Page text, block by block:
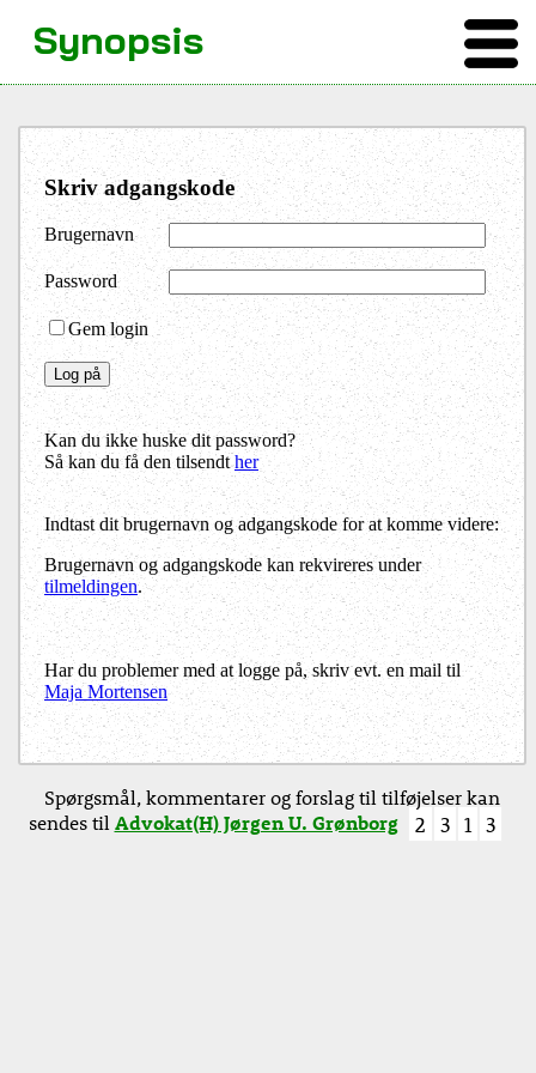
Skriv adgangskode
Brugernavn
Password
Gem login
Kan du ikke huske dit password?
Så kan du få den tilsendther
Indtast dit brugernavn og adgangskode for at komme videre:
Brugernavn og adgangskode kan rekvireres under
tilmeldingen.
Har du problemer med at logge på, skriv evt. en mail til
Maja Mortensen
Synopsis
Spørgsmål, kommentarer og forslag til tilføjelser kan
sendes tilAdvokat(H) Jørgen U. Grønborg 2 3 1 3